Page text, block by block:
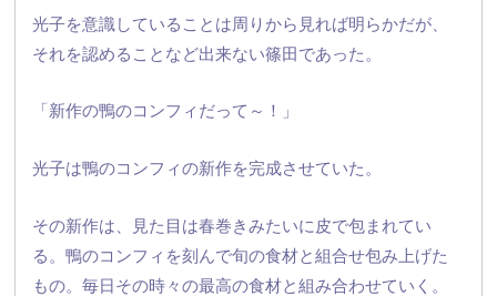
光子を意識していることは周りから見れば明らかだが、
それを認めることなど出来ない篠田であった。
「新作の鴨のコンフィだって～！」
光子は鴨のコンフィの新作を完成させていた。
その新作は、見た目は春巻きみたいに皮で包まれてい
る。鴨のコンフィを刻んで旬の食材と組合せ包み上げた
もの。毎日その時々の最高の食材と組み合わせていく。